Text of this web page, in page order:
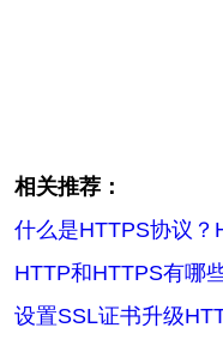
相关推荐：
什么是HTTPS协议？
HTTP和HTTPS有哪
设置SSL证书升级